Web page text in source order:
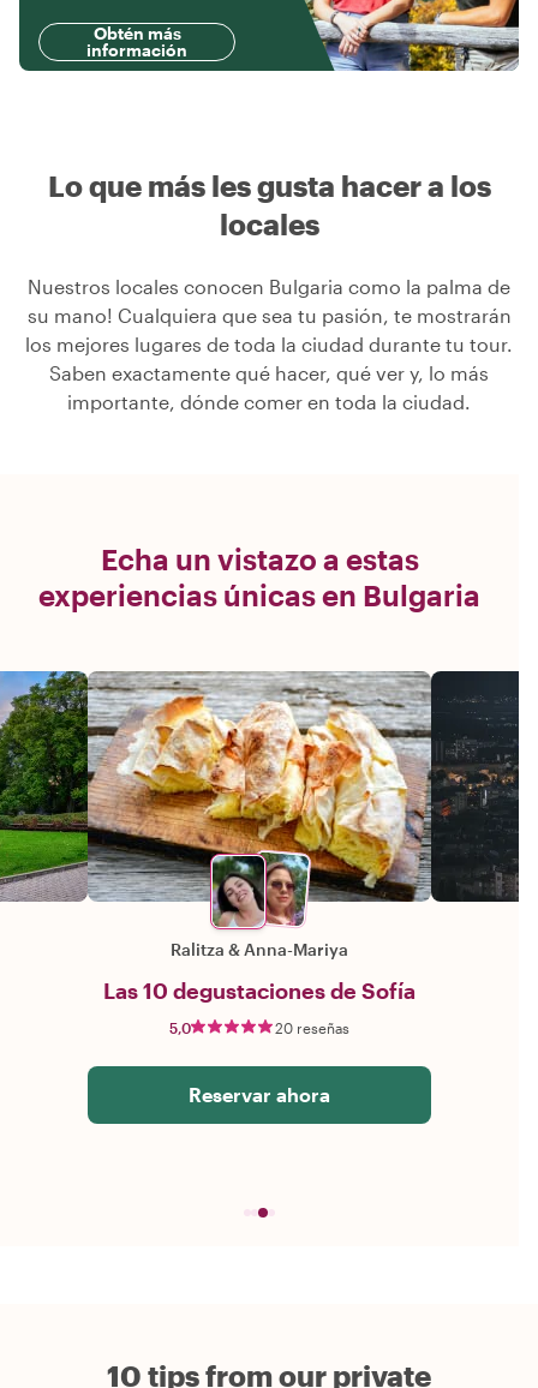
Obtén más
información
Lo que más les gusta hacer a los
locales
Nuestros locales conocen Bulgaria como la palma de
su mano! Cualquiera que sea tu pasión, te mostrarán
los mejores lugares de toda la ciudad durante tu tour.
Saben exactamente qué hacer, qué ver y, lo más
importante, dónde comer en toda la ciudad.
Echa un vistazo a estas
experiencias únicas en Bulgaria
Ralitza & Anna-Mariya
Las 10 degustaciones de Sofía
5,0 20 reseñas
Reservar ahora
10 tips from our private